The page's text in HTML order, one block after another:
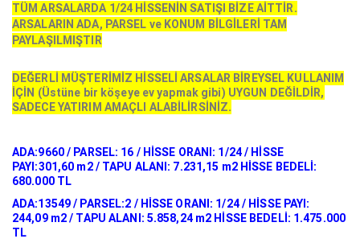
TÜM ARSALARDA 1/24 HİSSENİN SATIŞI BİZE AİTTİR.
ARSALARIN ADA, PARSEL ve KONUM BİLGİLERİ TAM
PAYLAŞILMIŞTIR
DEĞERLİ MÜŞTERİMİZ HİSSELİ ARSALAR BİREYSEL KULLANIM
İÇİN (Üstüne bir köşeye ev yapmak gibi) UYGUN DEĞİLDİR,
SADECE YATIRIM AMAÇLI ALABİLİRSİNİZ.
ADA:9660 / PARSEL: 16 / HİSSE ORANI: 1/24 / HİSSE
PAYI:301,60 m2 / TAPU ALANI: 7.231,15 m2 HİSSE BEDELİ:
680.000 TL
ADA:13549 / PARSEL:2 / HİSSE ORANI: 1/24 / HİSSE PAYI:
244,09 m2 / TAPU ALANI: 5.858,24 m2 HİSSE BEDELİ: 1.475.000
TL